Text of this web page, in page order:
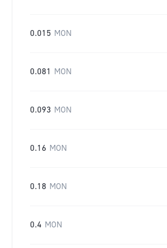
0.015 MON
0.081 MON
0.093 MON
0.16 MON
0.18 MON
0.4 MON